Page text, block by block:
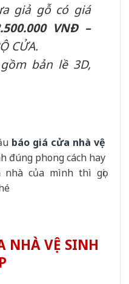
giả gỗ có giá
VNĐ –
CỬA.
bản lề 3D,
báo giá cửa nhà vệ
đúng phong cách hay
của mình thì gọi
NHÀ VỆ SINH